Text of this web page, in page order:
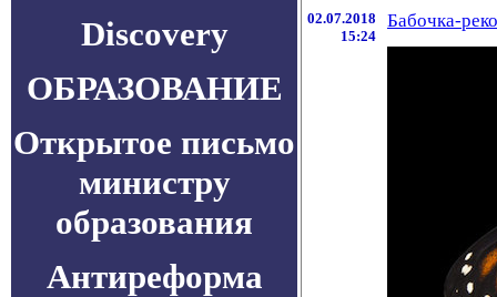
Discovery
ОБРАЗОВАНИЕ
Открытое письмо
министру
образования
Антиреформа
02.07.2018
15:24
Бабочка-